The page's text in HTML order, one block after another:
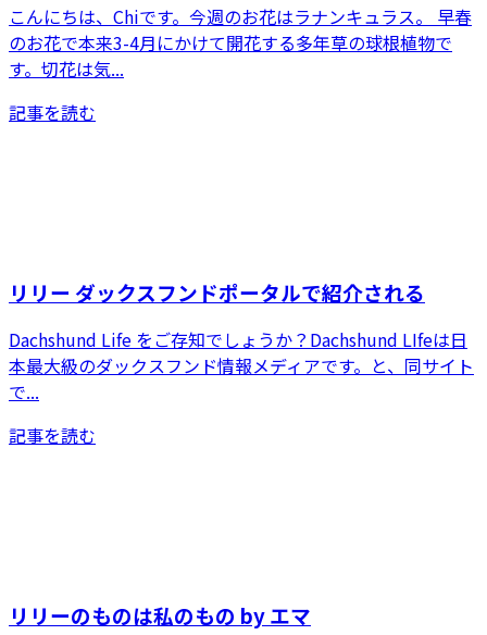
こんにちは、Chiです。今週のお花はラナンキュラス。 早春
のお花で本来3-4月にかけて開花する多年草の球根植物で
す。切花は気...
記事を読む
リリー ダックスフンドポータルで紹介される
Dachshund Life をご存知でしょうか？Dachshund LIfeは日
本最大級のダックスフンド情報メディアです。と、同サイト
で...
記事を読む
リリーのものは私のもの by エマ